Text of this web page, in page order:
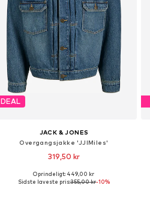
DEAL
JACK & JONES
Overgangsjakke 'JJIMiles'
319,50 kr
Oprindeligt: 449,00 kr
Sidste laveste pris:355,00 kr-10%